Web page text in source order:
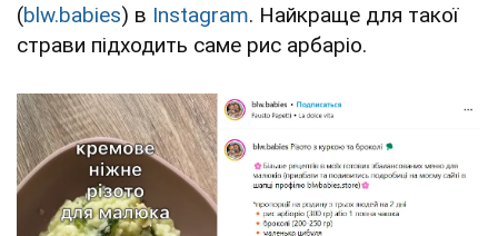
(blw.babies) в Instagram. Найкраще для такої
страви підходить саме рис арбаріо.